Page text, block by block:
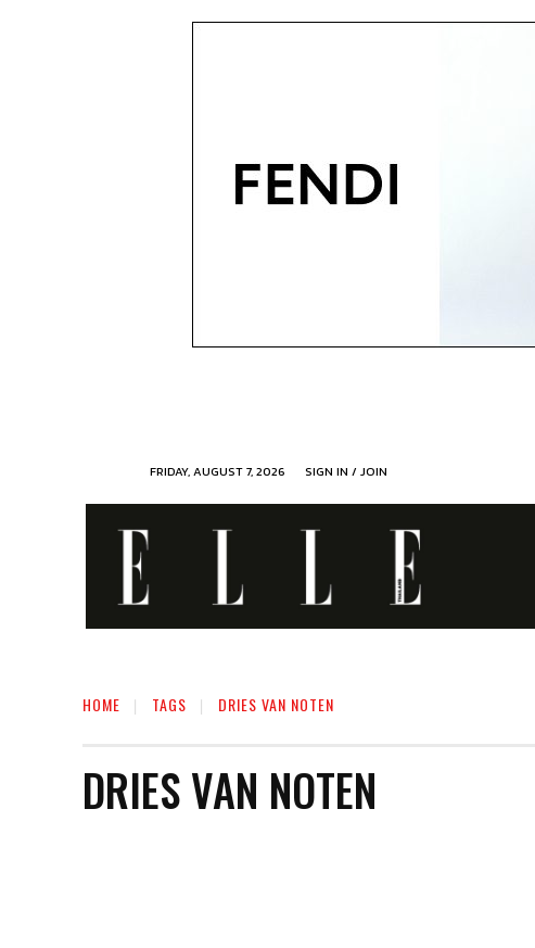
FRIDAY, AUGUST 7, 2026 SIGN IN / JOIN
HOME TAGS DRIES VAN NOTEN
DRIES VAN NOTEN